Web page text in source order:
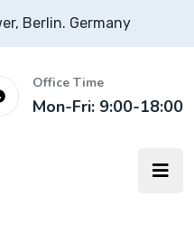
Berlin. Germany
Office Time
Mon-Fri: 9:00-18:00